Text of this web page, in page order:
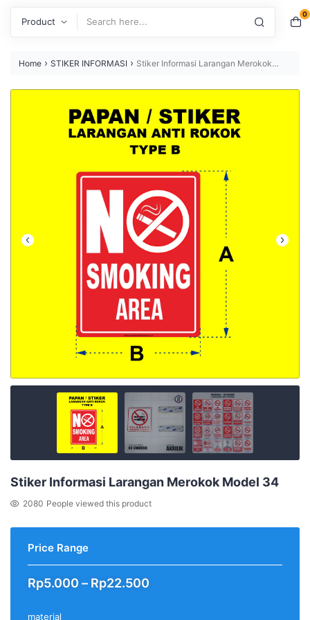
0
Home › STIKER INFORMASI › Stiker Informasi Larangan Merokok
Stiker Informasi Larangan Merokok Model 34
2080 People viewed this product
Price Range
Rp5.000 – Rp22.500
material